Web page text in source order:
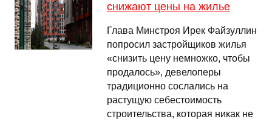
снижают цены на жилье
Глава Минстроя Ирек Файзуллин
попросил застройщиков жилья
«снизить цену немножко, чтобы
продалось», девелоперы
традиционно сослались на
растущую себестоимость
строительства, которая никак не